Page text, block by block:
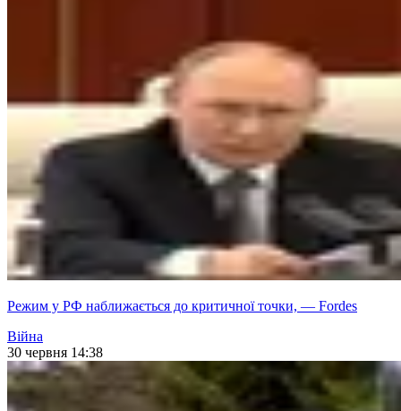
Режим у РФ наближається до критичної точки, — Fordes
Війна
30 червня 14:38